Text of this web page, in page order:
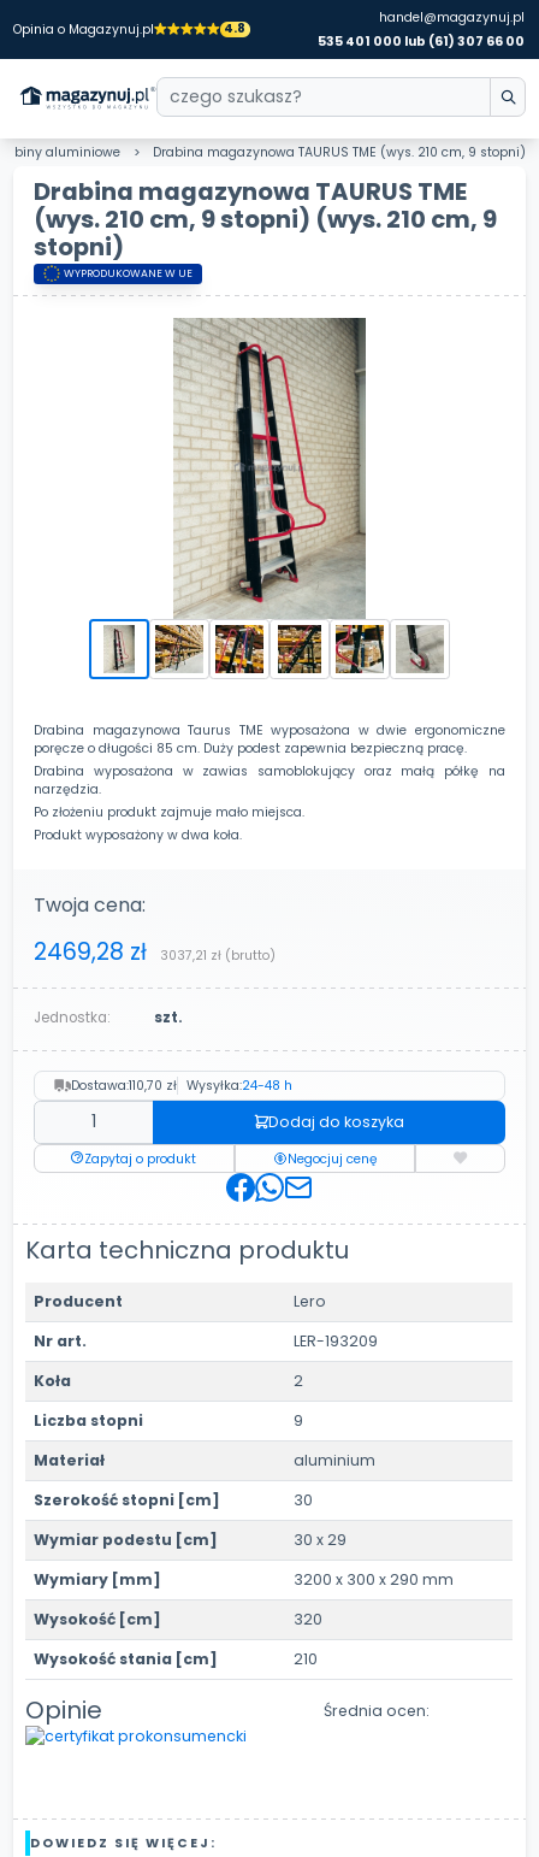
Opinia o Magazynuj.pl 4.8
handel@magazynuj.pl
535 401 000 lub (61) 307 66 00
aluminiowe Drabina magazynowa TAURUS TME (wys. 210 cm, 9 stopni)
Drabina magazynowa TAURUS TME
(wys. 210 cm, 9 stopni) (wys. 210 cm, 9
stopni)
WYPRODUKOWANE W UE
Drabina magazynowa Taurus TME wyposażona w dwie ergonomiczne
poręcze o długości 85 cm. Duży podest zapewnia bezpieczną pracę.
Drabina wyposażona w zawias samoblokujący oraz małą półkę na
narzędzia.
Po złożeniu produkt zajmuje mało miejsca.
Produkt wyposażony w dwa koła.
Twoja cena:
2469,28 zł 3037,21 zł (brutto)
Jednostka: szt.
Dostawa:110,70 zł Wysyłka:24-48 h
Dodaj do koszyka
Zapytaj o produkt Negocjuj cenę
Karta techniczna produktu
Producent
Lero
Nr art.
LER-193209
Koła
2
Liczba stopni
9
Materiał
aluminium
Szerokość stopni [cm]
30
Wymiar podestu [cm]
30 x 29
Wymiary [mm]
3200 x 300 x 290 mm
Wysokość [cm]
320
Wysokość stania [cm]
210
Opinie Średnia ocen:
DOWIEDZ SIĘ WIĘCEJ: